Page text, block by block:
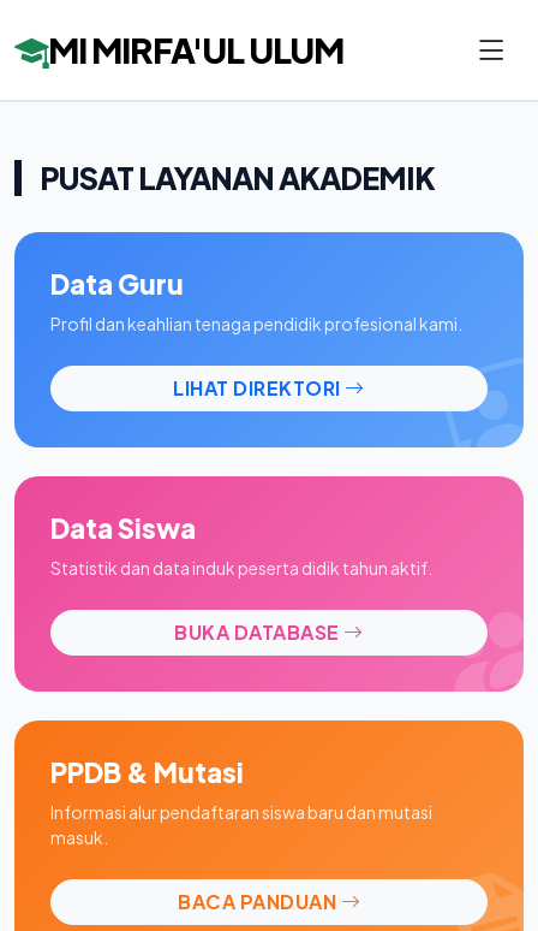
MI MIRFA'UL ULUM
PUSAT LAYANAN AKADEMIK
Data Guru
Profil dan keahlian tenaga pendidik profesional kami.
LIHAT DIREKTORI
Data Siswa
Statistik dan data induk peserta didik tahun aktif.
BUKA DATABASE
PPDB & Mutasi
Informasi alur pendaftaran siswa baru dan mutasi
masuk.
BACA PANDUAN